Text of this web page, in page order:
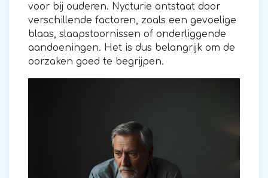
voor bij ouderen. Nycturie ontstaat door
verschillende factoren, zoals een gevoelige
blaas, slaapstoornissen of onderliggende
aandoeningen. Het is dus belangrijk om de
oorzaken goed te begrijpen.